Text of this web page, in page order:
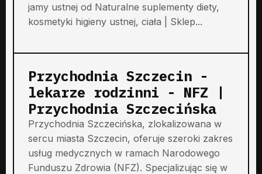
jamy ustnej od Naturalne suplementy diety,
kosmetyki higieny ustnej, ciała | Sklep...
Przychodnia Szczecin -
lekarze rodzinni - NFZ |
Przychodnia Szczecińska
Przychodnia Szczecińska, zlokalizowana w
sercu miasta Szczecin, oferuje szeroki zakres
usług medycznych w ramach Narodowego
Funduszu Zdrowia (NFZ). Specjalizując się w